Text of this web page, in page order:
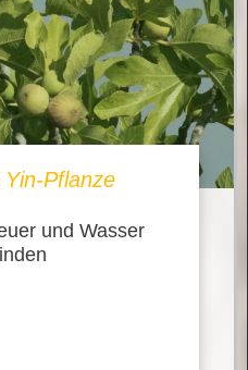
Pflanze
und Wasser